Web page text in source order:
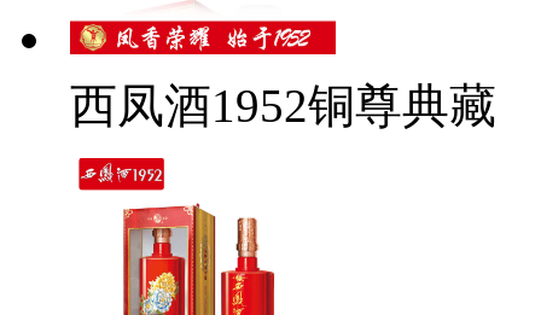
西凤酒1952铜尊典藏